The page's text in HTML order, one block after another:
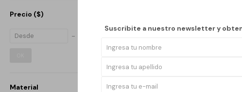
Suscribite a nuestro newsletter y
Precio ($)
Material